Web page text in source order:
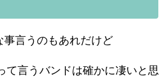
事言うのもあれだけど
て言うバンドは確かに凄いと思